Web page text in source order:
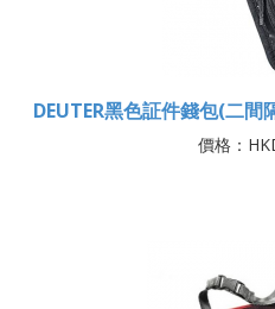
DEUTER黑色証件錢包(二
價格：